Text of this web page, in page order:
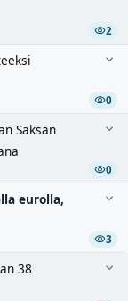
2
0
Saksan
0
eurolla,
3
38